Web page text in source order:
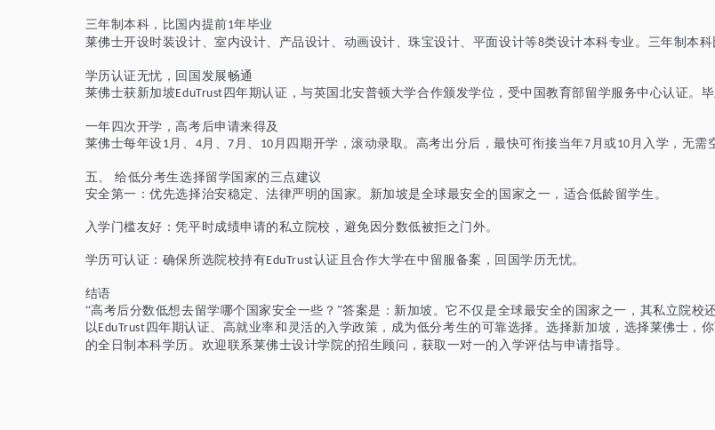
三年制本科，比国内提前1年毕业
莱佛士开设时装设计、室内设计、产品设计、动画设计、珠宝设计、平面设计等8类设计本科专业。三年制本
学历认证无忧，回国发展畅通
莱佛士获新加坡 EduTrust 四年期认证，与英国北安普顿大学合作颁发学位，受中国教育部留学服务中心认证。
一年四次开学，高考后申请来得及
莱佛士每年设1 月、 4 月、7 月、 10 月四期开学，滚动录取。高考出分后，最快可衔接当年7 月或10 月入学，无需
五、
给低分考生选择留学国家的三点建议
安全第一：优先选择治安稳定、法律严明的国家。新加坡是全球最安全的国家之一，适合低龄留学生。
入学门槛友好：凭平时成绩申请的私立院校，避免因分数低被拒之门外。
学历可认证：确保所选院校持有EduTrust认证且合作大学在中留服备案，回国学历无忧。
结语
“高考后分数低想去留学哪个国家安全一些？”答案是：新加坡。它不仅是全球最安全的国家之一，其私立院
以 EduTrust 四年期认证、高就业率和灵活的入学政策，成为低分考生的可靠选择。选择新加坡，选择莱佛士，
的全日制本科学历。欢迎联系莱佛士设计学院的招生顾问，获取一对一的入学评估与申请指导。